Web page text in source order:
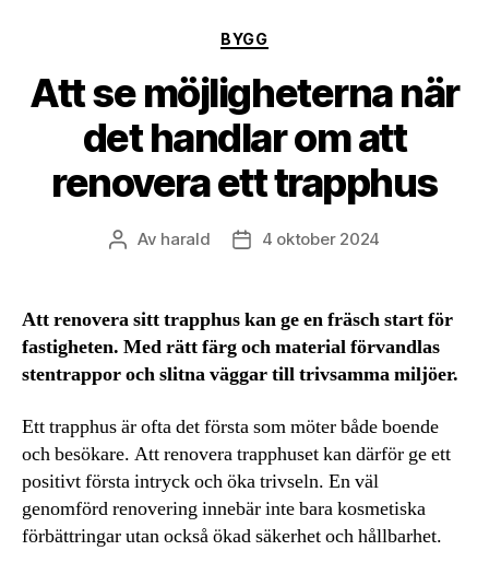
Kategorier
BYGG
Att se möjligheterna när
det handlar om att
renovera ett trapphus
Inläggsförfattare
Av harald Inläggsdatum
4 oktober 2024
Att renovera sitt trapphus kan ge en fräsch start för
fastigheten. Med rätt färg och material förvandlas
stentrappor och slitna väggar till trivsamma miljöer.
Ett trapphus är ofta det första som möter både boende
och besökare. Att renovera trapphuset kan därför ge ett
positivt första intryck och öka trivseln. En väl
genomförd renovering innebär inte bara kosmetiska
förbättringar utan också ökad säkerhet och hållbarhet.